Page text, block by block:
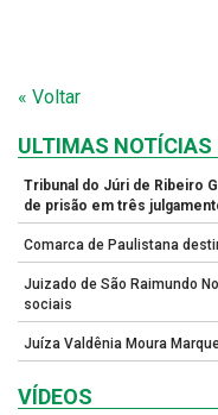
« Voltar
ULTIMAS NOTÍCIAS
Tribunal do Júri de Ribeiro
de prisão em três
Comarca de Paulistana
Juizado de São Raimundo
sociais
Juíza Valdênia Moura
VÍDEOS